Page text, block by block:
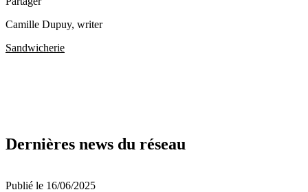
Camille Dupuy, writer
Sandwicherie
Dernières news du réseau
Publié le 16/06/2025